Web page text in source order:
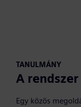
TANULMÁNY
A
Egy közös